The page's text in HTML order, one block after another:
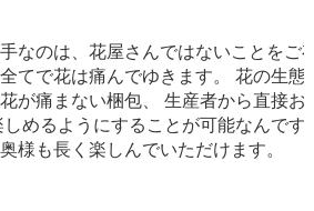
なのは、花屋さんではないことをご
てで花は痛んでゆきます。 花の生態
が痛まない梱包、 生産者から直接お
めるようにすることが可能なんです
様も長く楽しんでいただけます。